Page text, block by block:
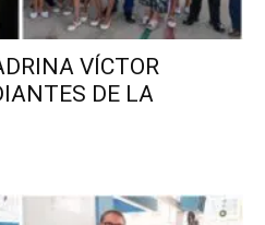
VÍCTOR
DE LA